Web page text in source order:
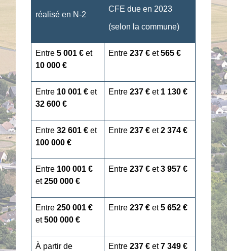
réalisé en N-2
CFE due en 2023
(selon la commune)
Entre5 001 € et
10 000 €
Entre237 € et565 €
Entre 10 001 € et
32 600 €
Entre237 € et 1 130 €
Entre32 601 € et
100 000 €
Entre237 € et2 374 €
Entre 100 001 €
et250 000 €
Entre237 € et3 957 €
Entre250 001 €
et500 000 €
Entre237 € et5 652 €
À partir de
Entre237 € et7 349 €